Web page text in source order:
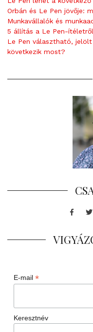
Orbán és Le Pen jövője:
Munkavállalók és
5 állítás a Le Pen-ítéletről
Le Pen választható,
következik most?
E-mail *
Keresztnév